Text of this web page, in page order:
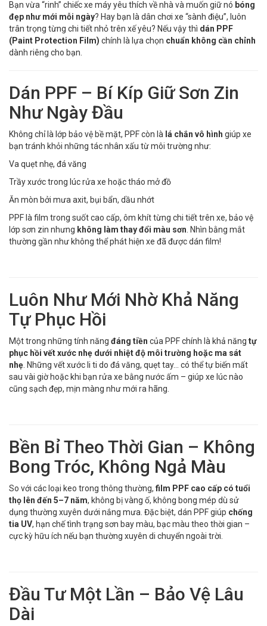
Bạn vừa “rinh” chiếc xe máy yêu thích về nhà và muốn giữ nó bóng
đẹp như mới mỗi ngày? Hay bạn là dân chơi xe “sành điệu”, luôn
trân trọng từng chi tiết nhỏ trên xế yêu? Nếu vậy thì dán PPF
(Paint Protection Film) chính là lựa chọn chuẩn không cần chỉnh
dành riêng cho bạn.
Dán PPF – Bí Kíp Giữ Sơn Zin
Như Ngày Đầu
Không chỉ là lớp bảo vệ bề mặt, PPF còn là lá chắn vô hình giúp xe
bạn tránh khỏi những tác nhân xấu từ môi trường như:
Va quẹt nhẹ, đá văng
Trầy xước trong lúc rửa xe hoặc tháo mở đồ
Ăn mòn bởi mưa axit, bụi bẩn, dầu nhớt
PPF là film trong suốt cao cấp, ôm khít từng chi tiết trên xe, bảo vệ
lớp sơn zin nhưng không làm thay đổi màu sơn . Nhìn bằng mắt
thường gần như không thể phát hiện xe đã được dán film!
Luôn Như Mới Nhờ Khả Năng
Tự Phục Hồi
Một trong những tính năng đáng tiền của PPF chính là khả năng tự
phục hồi vết xước nhẹ dưới nhiệt độ môi trường hoặc ma sát
nhẹ . Những vết xước li ti do đá văng, quẹt tay... có thể tự biến mất
sau vài giờ hoặc khi bạn rửa xe bằng nước ấm – giúp xe lúc nào
cũng sạch đẹp, mịn màng như mới ra hãng.
Bền Bỉ Theo Thời Gian – Không
Bong Tróc, Không Ngả Màu
So với các loại keo trong thông thường, film PPF cao cấp có tuổi
thọ lên đến 5–7 năm, không bị vàng ố, không bong mép dù sử
dụng thường xuyên dưới nắng mưa. Đặc biệt, dán PPF giúp chống
tia UV, hạn chế tình trạng sơn bay màu, bạc màu theo thời gian –
cực kỳ hữu ích nếu bạn thường xuyên di chuyển ngoài trời.
Đầu Tư Một Lần – Bảo Vệ Lâu
Dài